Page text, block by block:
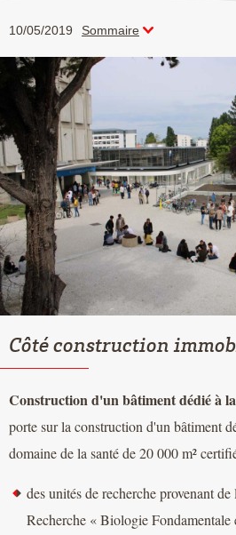
10/05/2019 Sommaire
Côté construction
Construction d'un bâtiment dédié à
porte sur la construction d'un bâtiment
domaine de la santé de 20 000 m²
des unités de recherche provenant
Recherche « Biologie